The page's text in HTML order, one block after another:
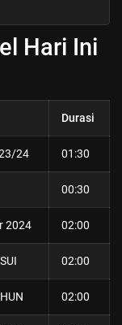
Hari Ini
Durasi
24 01:30
00:30
2024 02:00
02:00
02:00